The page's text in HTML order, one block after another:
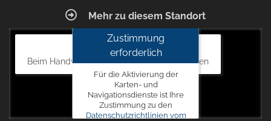
Mehr zu diesem Standort
Autohaus Blunck
Beim Handweiser 19, 18311 Ribnitz-Damgarten
Zustimmung
erforderlich
Für die Aktivierung der
Karten- und
Navigationsdienste ist Ihre
Zustimmung zu den
Datenschutzrichtlinien vom